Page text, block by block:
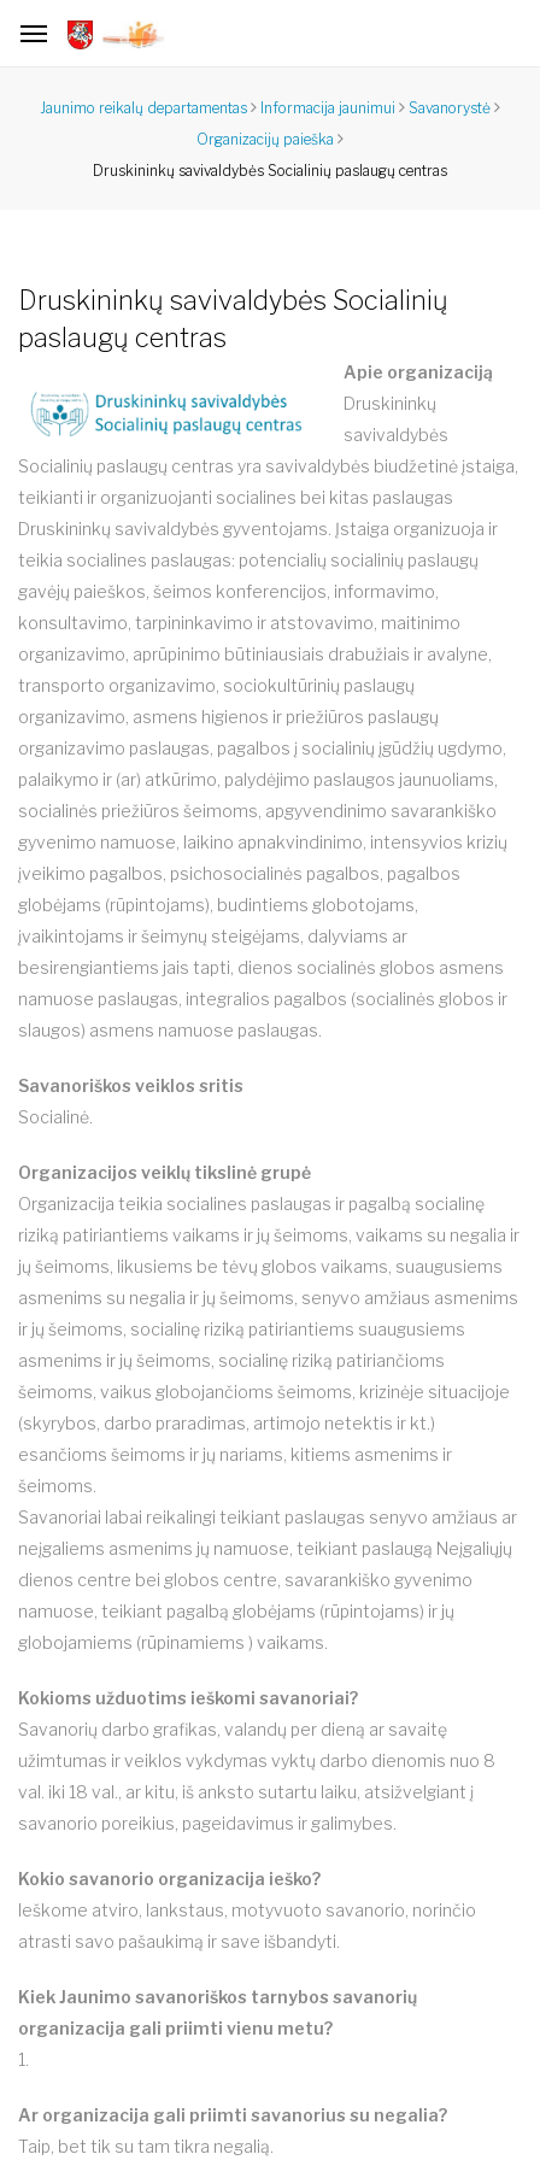
Jaunimo reikalų departamentas Informacija jaunimui
Savanorystė
Organizacijų paieška
Druskininkų savivaldybės Socialinių paslaugų centras
Druskininkų savivaldybės Socialinių
paslaugų centras
Apie organizaciją
Druskininkų
savivaldybės
Socialinių paslaugų centras yra savivaldybės biudžetinė įstaiga,
teikianti ir organizuojanti socialines bei kitas paslaugas
Druskininkų savivaldybės gyventojams. Įstaiga organizuoja ir
teikia socialines paslaugas: potencialių socialinių paslaugų
gavėjų paieškos, šeimos konferencijos, informavimo,
konsultavimo, tarpininkavimo ir atstovavimo, maitinimo
organizavimo, aprūpinimo būtiniausiais drabužiais ir avalyne,
transporto organizavimo, sociokultūrinių paslaugų
organizavimo, asmens higienos ir priežiūros paslaugų
organizavimo paslaugas, pagalbos į socialinių įgūdžių ugdymo,
palaikymo ir (ar) atkūrimo, palydėjimo paslaugos jaunuoliams,
socialinės priežiūros šeimoms, apgyvendinimo savarankiško
gyvenimo namuose, laikino apnakvindinimo, intensyvios krizių
įveikimo pagalbos, psichosocialinės pagalbos, pagalbos
globėjams (rūpintojams), budintiems globotojams,
įvaikintojams ir šeimynų steigėjams, dalyviams ar
besirengiantiems jais tapti, dienos socialinės globos asmens
namuose paslaugas, integralios pagalbos (socialinės globos ir
slaugos) asmens namuose paslaugas.
Savanoriškos veiklos sritis
Socialinė.
Organizacijos veiklų tikslinė grupė
Organizacija teikia socialines paslaugas ir pagalbą socialinę
riziką patiriantiems vaikams ir jų šeimoms, vaikams su negalia ir
jų šeimoms, likusiems be tėvų globos vaikams, suaugusiems
asmenims su negalia ir jų šeimoms, senyvo amžiaus asmenims
ir jų šeimoms, socialinę riziką patiriantiems suaugusiems
asmenims ir jų šeimoms, socialinę riziką patiriančioms
šeimoms, vaikus globojančioms šeimoms, krizinėje situacijoje
(skyrybos, darbo praradimas, artimojo netektis ir kt.)
esančioms šeimoms ir jų nariams, kitiems asmenims ir
šeimoms.
Savanoriai labai reikalingi teikiant paslaugas senyvo amžiaus ar
neįgaliems asmenims jų namuose, teikiant paslaugą Neįgaliųjų
dienos centre bei globos centre, savarankiško gyvenimo
namuose, teikiant pagalbą globėjams (rūpintojams) ir jų
globojamiems (rūpinamiems ) vaikams.
Kokioms užduotims ieškomi savanoriai?
Savanorių darbo grafikas, valandų per dieną ar savaitę
užimtumas ir veiklos vykdymas vyktų darbo dienomis nuo 8
val. iki 18 val., ar kitu, iš anksto sutartu laiku, atsižvelgiant į
savanorio poreikius, pageidavimus ir galimybes.
Kokio savanorio organizacija ieško?
Ieškome atviro, lankstaus, motyvuoto savanorio, norinčio
atrasti savo pašaukimą ir save išbandyti.
Kiek Jaunimo savanoriškos tarnybos savanorių
organizacija gali priimti vienu metu?
1.
Ar organizacija gali priimti savanorius su negalia?
Taip, bet tik su tam tikra negalią.